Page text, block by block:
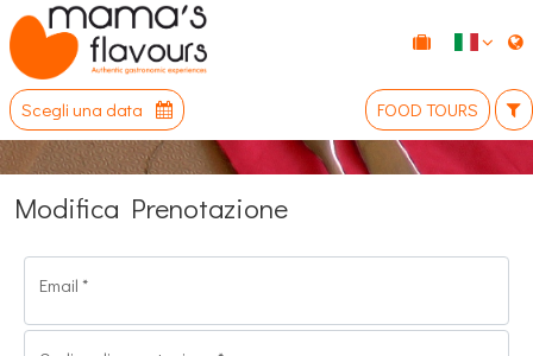
Scegli una data FOOD TOURS
Modifica Prenotazione
Email *